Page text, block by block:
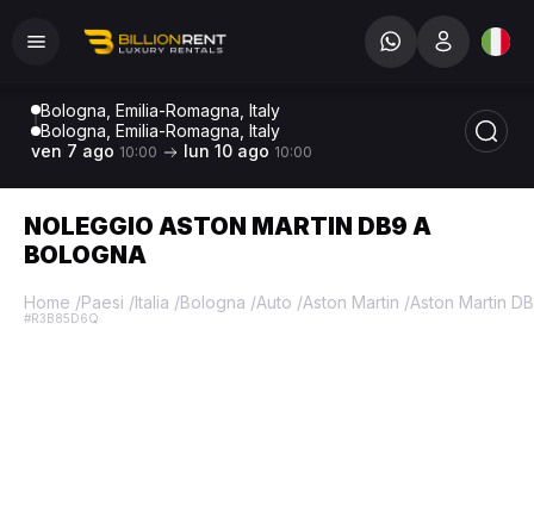
Bologna, Emilia-Romagna, Italy
Bologna, Emilia-Romagna, Italy
ven 7 ago 10:00 lun 10 ago 10:00
NOLEGGIO ASTON MARTIN DB9 A
BOLOGNA
Home /Paesi /Italia /Bologna /Auto /Aston Martin /Aston Martin
#R3B85D6Q